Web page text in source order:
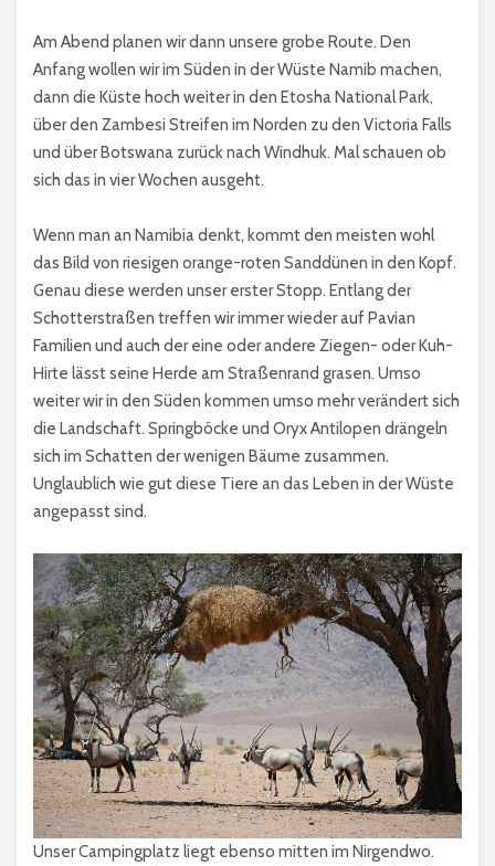
Am Abend planen wir dann unsere grobe Route. Den
Anfang wollen wir im Süden in der Wüste Namib machen,
dann die Küste hoch weiter in den Etosha National Park,
über den Zambesi Streifen im Norden zu den Victoria Falls
und über Botswana zurück nach Windhuk. Mal schauen ob
sich das in vier Wochen ausgeht.
Wenn man an Namibia denkt, kommt den meisten wohl
das Bild von riesigen orange-roten Sanddünen in den Kopf.
Genau diese werden unser erster Stopp. Entlang der
Schotterstraßen treffen wir immer wieder auf Pavian
Familien und auch der eine oder andere Ziegen- oder Kuh-
Hirte lässt seine Herde am Straßenrand grasen. Umso
weiter wir in den Süden kommen umso mehr verändert sich
die Landschaft. Springböcke und Oryx Antilopen drängeln
sich im Schatten der wenigen Bäume zusammen.
Unglaublich wie gut diese Tiere an das Leben in der Wüste
angepasst sind.
Unser Campingplatz liegt ebenso mitten im Nirgendwo.